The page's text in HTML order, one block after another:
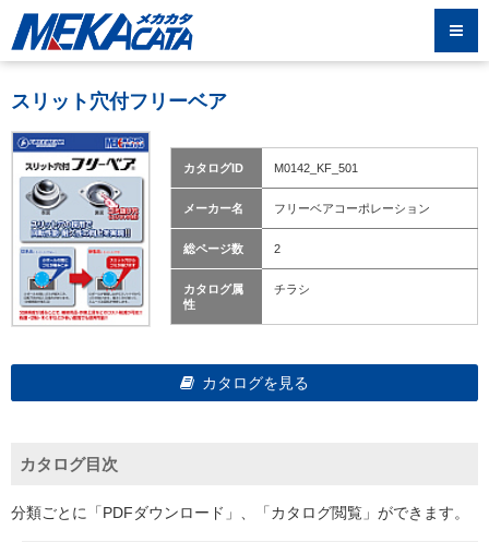
スリット穴付フリーベア
カタログID M0142_KF_501
メーカー名 フリーベアコーポレーション
総ページ数 2
カタログ属
性
チラシ
カタログを見る
カタログ目次
分類ごとに「PDFダウンロード」、「カタログ閲覧」ができます。